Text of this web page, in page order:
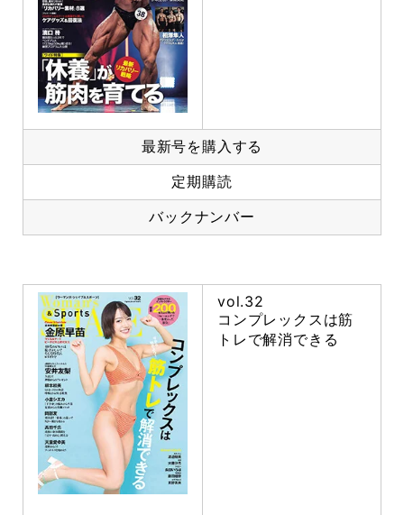
最新号を購入する
定期購読
バックナンバー
vol.32
コンプレックスは筋
トレで解消できる